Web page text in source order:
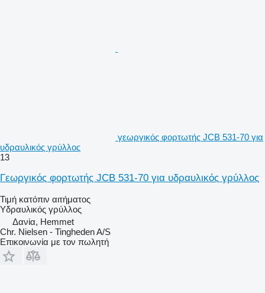
γεωργικός φορτωτής JCB 531-70 για
υδραυλικός γρύλλος
13
Γεωργικός φορτωτής JCB 531-70 για υδραυλικός γρύλλος
Τιμή κατόπιν αιτήματος
Υδραυλικός γρύλλος
Δανία, Hemmet
Chr. Nielsen - Tingheden A/S
Επικοινωνία με τον πωλητή